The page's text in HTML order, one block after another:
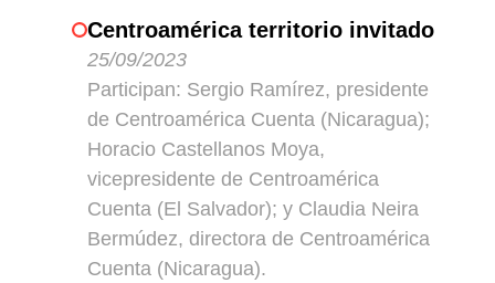
Centroamérica territorio invitado
25/09/2023
Participan: Sergio Ramírez, presidente
de Centroamérica Cuenta (Nicaragua);
Horacio Castellanos Moya,
vicepresidente de Centroamérica
Cuenta (El Salvador); y Claudia Neira
Bermúdez, directora de Centroamérica
Cuenta (Nicaragua).